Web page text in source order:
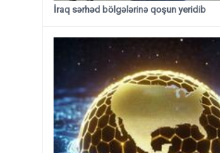
İraq sərhəd bölgələrinə qoşun yeridib